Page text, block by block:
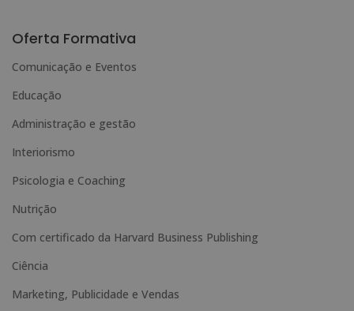
e
r
n
i
v
e
Oferta Formativa
Comunicação e Eventos
Educação
Administração e gestão
Interiorismo
Psicologia e Coaching
Nutrição
Com certificado da Harvard Business Publishing
Ciência
Marketing, Publicidade e Vendas